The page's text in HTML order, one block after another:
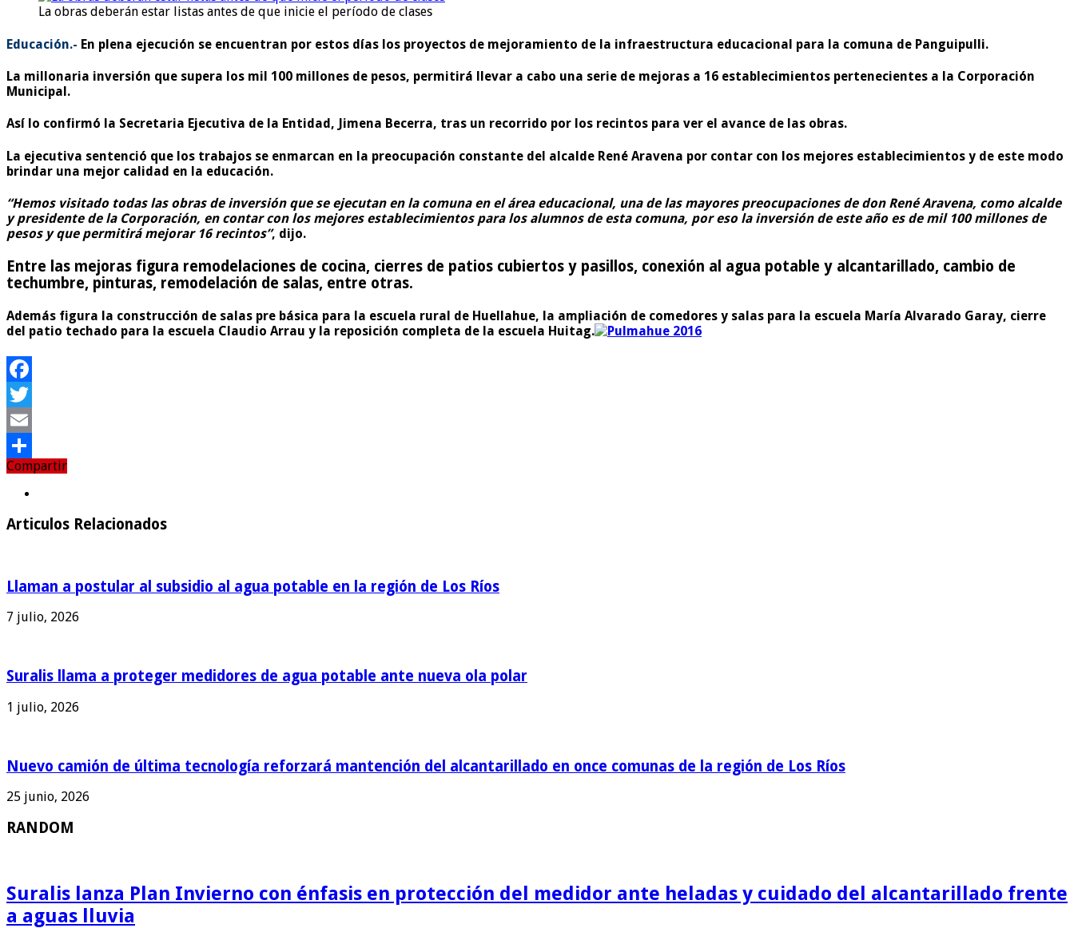
La obras deberán estar listas antes de que inicie el período de clases
Educación.- En plena ejecución se encuentran por estos días los proyectos de mejoramiento de la infraestructura educacional para la comuna de Panguipulli.
La millonaria inversión que supera los mil 100 millones de pesos, permitirá llevar a cabo una serie de mejoras a 16 establecimientos pertenecientes a la Corporación
Municipal.
Así lo confirmó la Secretaria Ejecutiva de la Entidad, Jimena Becerra, tras un recorrido por los recintos para ver el avance de las obras.
La ejecutiva sentenció que los trabajos se enmarcan en la preocupación constante del alcalde René Aravena por contar con los mejores establecimientos y de este modo
brindar una mejor calidad en la educación.
“Hemos visitado todas las obras de inversión que se ejecutan en la comuna en el área educacional, una de las mayores preocupaciones de don René Aravena, como alcalde
y presidente de la Corporación, en contar con los mejores establecimientos para los alumnos de esta comuna, por eso la inversión de este año es de mil 100 millones de
pesos y que permitirá mejorar 16 recintos”, dijo.
Entre las mejoras figura remodelaciones de cocina, cierres de patios cubiertos y pasillos, conexión al agua potable y alcantarillado, cambio de
techumbre, pinturas, remodelación de salas, entre otras.
Además figura la construcción de salas pre básica para la escuela rural de Huellahue, la ampliación de comedores y salas para la escuela María Alvarado Garay, cierre
del patio techado para la escuela Claudio Arrau y la reposición completa de la escuela Huitag.
Facebook
Twitter
Email
Compartir
Compartir
Articulos Relacionados
Llaman a postular al subsidio al agua potable en la región de Los Ríos
7 julio, 2026
Suralis llama a proteger medidores de agua potable ante nueva ola polar
1 julio, 2026
Nuevo camión de última tecnología reforzará mantención del alcantarillado en once comunas de la región de Los Ríos
25 junio, 2026
RANDOM
Suralis lanza Plan Invierno con énfasis en protección del medidor ante heladas y cuidado del alcantarillado frente
a aguas lluvia